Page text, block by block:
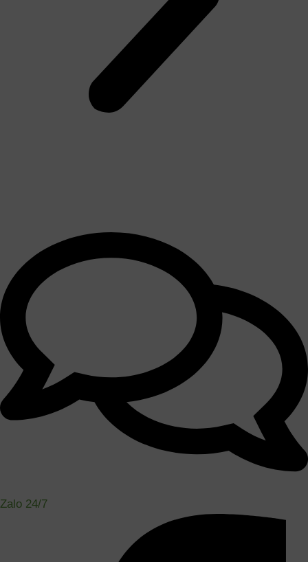
Zalo 24/7